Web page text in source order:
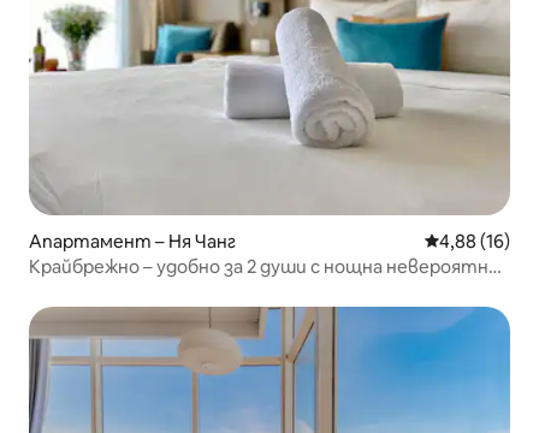
Апартамент – Ня Чанг Средна
4,88 (16)
Крайбрежно – удобно за 2 души с нощна невероятна